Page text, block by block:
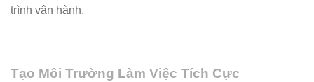
trình vận hành.
Tạo Môi Trường Làm Việc Tích Cực